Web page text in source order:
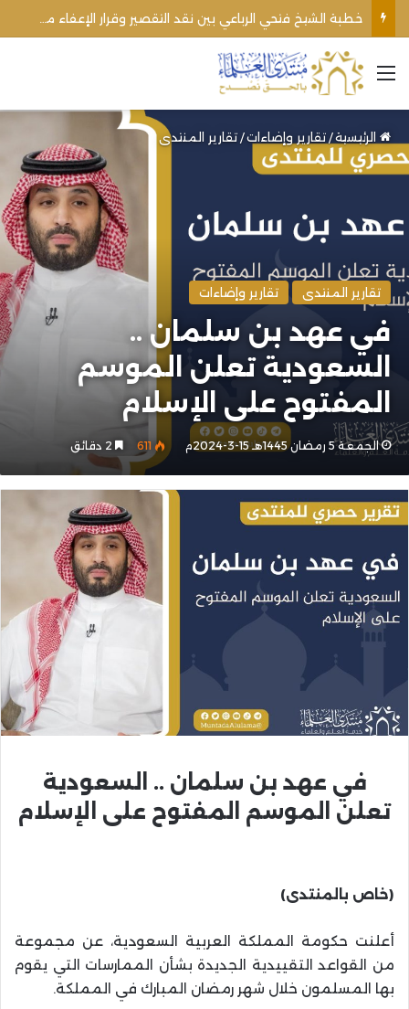
القائمة
الرئيسية/ تقارير وإضاءات/ تقارير المنتدى
تقارير المنتدى تقارير وإضاءات
في عهد بن سلمان ..
السعودية تعلن الموسم
المفتوح على الإسلام
الجمعة 5 رمضان 1445هـ 15-3-2024م 611
في عهد بن سلمان .. السعودية
تعلن الموسم المفتوح على الإسلام
(خاص بالمنتدى)
أعلنت حكومة المملكة العربية السعودية، عن مجموعة
من القواعد التقييدية الجديدة بشأن الممارسات التي يقوم
بها المسلمون خلال شهر رمضان المبارك في المملكة.